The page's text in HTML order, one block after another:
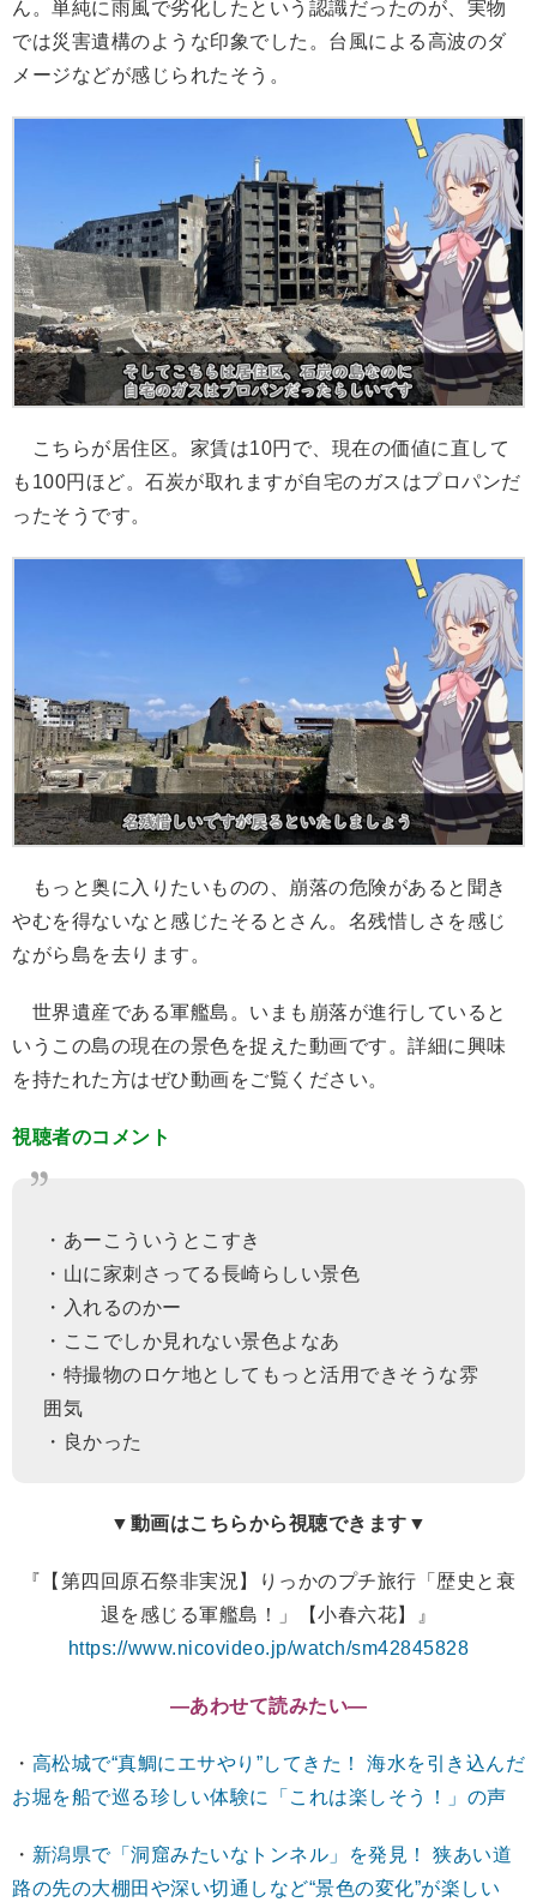
ん。単純に雨風で劣化したという認識だったのが、実物
では災害遺構のような印象でした。台風による高波のダ
メージなどが感じられたそう。
こちらが居住区。家賃は10円で、現在の価値に直して
も100円ほど。石炭が取れますが自宅のガスはプロパンだ
ったそうです。
もっと奥に入りたいものの、崩落の危険があると聞き
やむを得ないなと感じたそるとさん。名残惜しさを感じ
ながら島を去ります。
世界遺産である軍艦島。いまも崩落が進行していると
いうこの島の現在の景色を捉えた動画です。詳細に興味
を持たれた方はぜひ動画をご覧ください。
視聴者のコメント
・あーこういうとこすき
・山に家刺さってる長崎らしい景色
・入れるのかー
・ここでしか見れない景色よなあ
・特撮物のロケ地としてもっと活用できそうな雰
囲気
・良かった
▼動画はこちらから視聴できます▼
『【第四回原石祭非実況】りっかのプチ旅行「歴史と衰
退を感じる軍艦島！」【小春六花】』
https://www.nicovideo.jp/watch/sm42845828
―あわせて読みたい―
・ 高松城で“真鯛にエサやり”してきた！ 海水を引き込んだ
お堀を船で巡る珍しい体験に「これは楽しそう！」の声
・ 新潟県で「洞窟みたいなトンネル」を発見！ 狭あい道
路の先の大棚田や深い切通しなど“景色の変化”が楽しい